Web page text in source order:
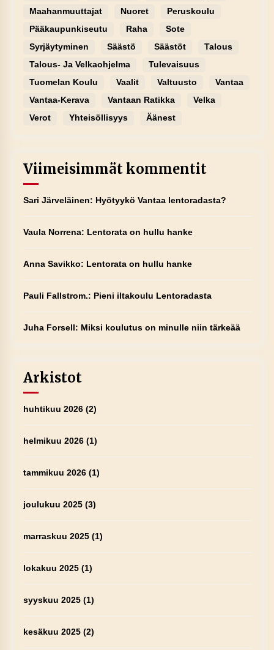
Maahanmuuttajat
Nuoret
Peruskoulu
Pääkaupunkiseutu
Raha
Sote
Syrjäytyminen
Säästö Säästöt
Talous
Talous- Ja Velkaohjelma
Tulevaisuus
Tuomelan Koulu
Vaalit Valtuusto
Vantaa
Vantaa-Kerava
Vantaan Ratikka
Velka
Verot
Yhteisöllisyys Äänest
Viimeisimmät kommentit
Sari Järveläinen: Hyötyykö Vantaa lentoradasta?
Vaula Norrena: Lentorata on hullu hanke
Anna Savikko: Lentorata on hullu hanke
Pauli Fallstrom.: Pieni iltakoulu Lentoradasta
Juha Forsell: Miksi koulutus on minulle niin tärkeää
Arkistot
huhtikuu 2026(2)
helmikuu 2026(1)
tammikuu 2026(1)
joulukuu 2025(3)
marraskuu 2025(1)
lokakuu 2025(1)
syyskuu 2025(1)
kesäkuu 2025(2)